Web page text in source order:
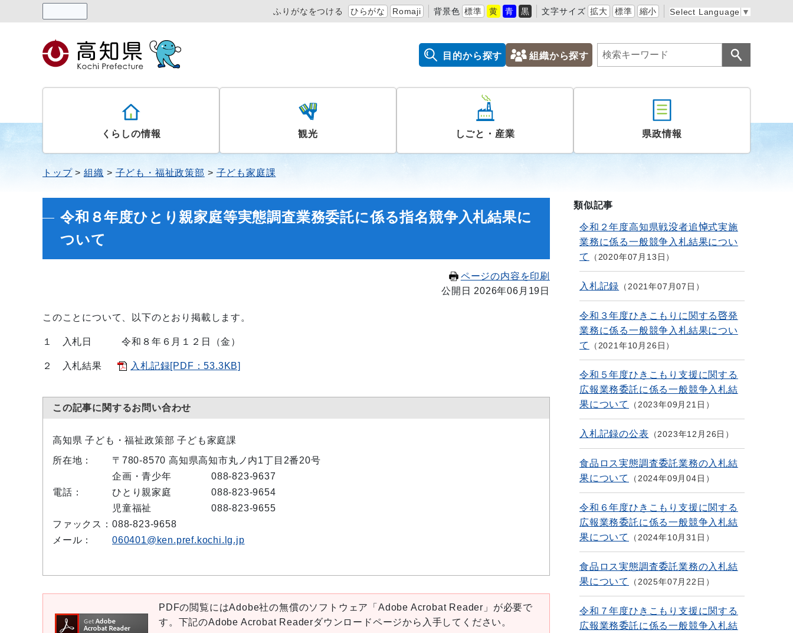
ふりがなをつける ひらがな Romaji 背景色 標準 黄 青 黒 文字サイズ 拡大 標準 縮小 Select Language ▼
目的から探す 組織から探す
くらしの情報 観光 しごと・産業 県政情報
トップ 組織 子ども・福祉政策部 子ども家庭課
令和８年度ひとり親家庭等実態調査業務委託に係る指名競争入札結果に
ついて
ページの内容を印刷
公開日 2026年06月19日
このことについて、以下のとおり掲載します。
１ 入札日 令和８年６月１２日（金）
２ 入札結果 入札記録[PDF：53.3KB]
この記事に関するお問い合わせ
高知県 子ども・福祉政策部 子ども家庭課
所在地：
〒780-8570 高知県高知市丸ノ内1丁目2番20号
電話：
企画・青少年
088-823-9637
ひとり親家庭
088-823-9654
児童福祉
088-823-9655
ファックス： 088-823-9658
メール：
060401@ken.pref.kochi.lg.jp
PDFの閲覧にはAdobe社の無償のソフトウェア「Adobe Acrobat Reader」が必要で
す。下記のAdobe Acrobat Readerダウンロードページから入手してください。
類似記事
令和２年度高知県戦没者追悼式実施
業務に係る一般競争入札結果につい
て
2020年07月13日
入札記録 2021年07月07日
令和３年度ひきこもりに関する啓発
業務に係る一般競争入札結果につい
て
2021年10月26日
令和５年度ひきこもり支援に関する
広報業務委託に係る一般競争入札結
果について
2023年09月21日
入札記録の公表 2023年12月26日
食品ロス実態調査委託業務の入札結
果について
2024年09月04日
令和６年度ひきこもり支援に関する
広報業務委託に係る一般競争入札結
果について
2024年10月31日
食品ロス実態調査委託業務の入札結
果について
2025年07月22日
令和７年度ひきこもり支援に関する
広報業務委託に係る一般競争入札結